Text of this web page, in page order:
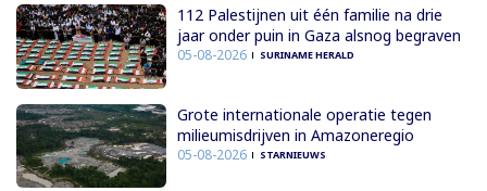
112 Palestijnen uit één familie na drie
jaar onder puin in Gaza alsnog begraven
05-08-2026 SURINAME HERALD
Grote internationale operatie tegen
milieumisdrijven in Amazoneregio
05-08-2026 STARNIEUWS